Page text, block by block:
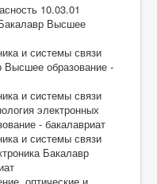
10.03.01
Высшее
и системы связи
Высшее образование -
и системы связи
электронных
- бакалавриат
и системы связи
Бакалавр